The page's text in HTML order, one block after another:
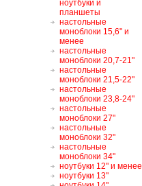
ноутбуки и
планшеты
настольные
моноблоки 15,6" и
менее
настольные
моноблоки 20,7-21"
настольные
моноблоки 21,5-22"
настольные
моноблоки 23,8-24"
настольные
моноблоки 27"
настольные
моноблоки 32"
настольные
моноблоки 34"
ноутбуки 12" и менее
ноутбуки 13"